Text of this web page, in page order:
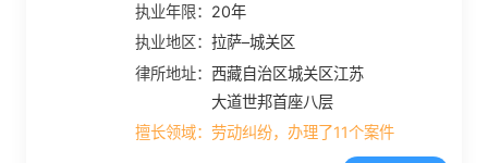
执业年限： 20年
执业地区：拉萨–城关区
律所地址：西藏自治区城关区江苏
大道世邦首座八层
擅长领域：劳动纠纷，办理了11个案件